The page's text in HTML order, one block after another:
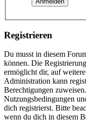
Registrieren
Du musst in diesem
können. Die
ermöglicht dir, auf
Administration kann
Berechtigungen
Nutzungsbedingungen
dich registrierst. Bitte
wenn du dich in diesem